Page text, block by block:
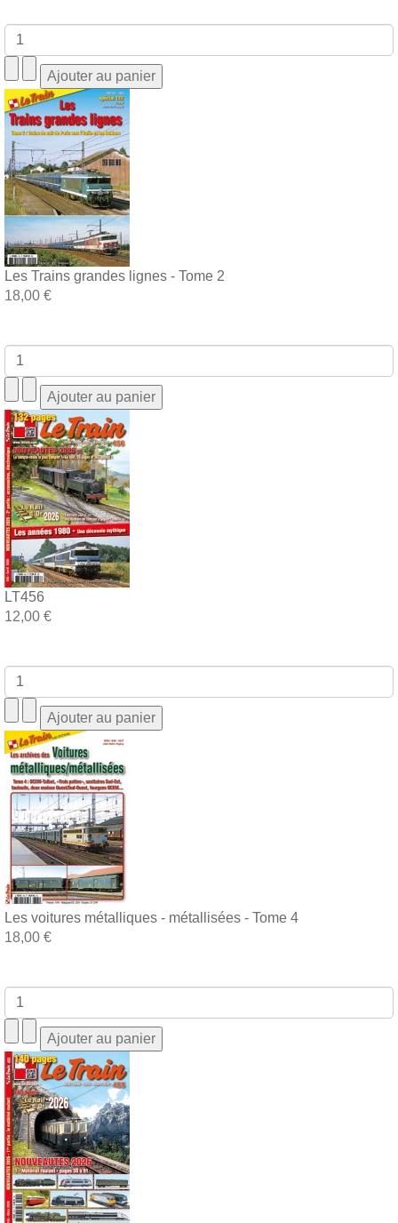
Les Trains grandes lignes - Tome 2
18,00 €
LT456
12,00 €
Les voitures métalliques - métallisées - Tome 4
18,00 €